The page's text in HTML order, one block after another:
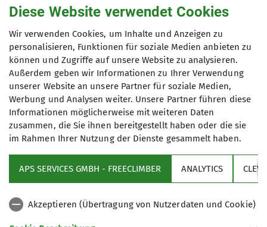
© DAV Neu-Ulm
Diese Website verwendet Cookies
Wir verwenden Cookies, um Inhalte und Anzeigen zu
personalisieren, Funktionen für soziale Medien anbieten zu
können und Zugriffe auf unsere Website zu analysieren.
Außerdem geben wir Informationen zu Ihrer Verwendung
unserer Website an unsere Partner für soziale Medien,
Werbung und Analysen weiter. Unsere Partner führen diese
Informationen möglicherweise mit weiteren Daten
zusammen, die Sie ihnen bereitgestellt haben oder die sie
im Rahmen Ihrer Nutzung der Dienste gesammelt haben.
APS SERVICES GMBH - FREECLIMBER ANALYTICS
Akzeptieren (Übertragung von Nutzerdaten und Cookie)